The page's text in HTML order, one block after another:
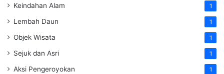
Keindahan Alam 1
Lembah Daun 1
Objek Wisata 1
Sejuk dan Asri 1
Aksi Pengeroyokan 1